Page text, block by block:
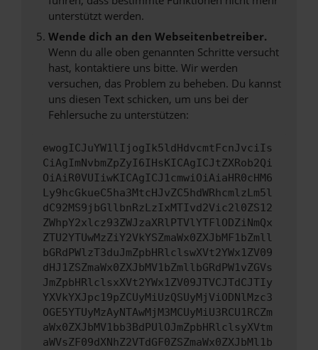
unterstützt werden.
Wende dich an den Webseitenbetreiber.
Wenn du alle oben genannten Schritte versucht
hast, kontaktiere uns bitte. Wir werden
versuchen, das Problem zu beheben. Du kannst
uns diesen Text schicken, um uns bei der
Fehlersuche zu unterstützen:
ewogICJuYW1lIjogIk5ldHdvcmtFcnJvciIs
CiAgImNvbmZpZyI6IHsKICAgICJtZXRob2Qi
OiAiR0VUIiwKICAgICJ1cmwiOiAiaHR0cHM6
Ly9hcGkueC5ha3MtcHJvZC5hdWRhcmlzLm5l
dC92MS9jbGllbnRzLzIxMTIvd2Vic2l0ZS12
ZWhpY2xlcz93ZWJzaXRlPTVlYTFlODZiNmQx
ZTU2YTUwMzZiY2VkYSZmaWx0ZXJbMF1bZmll
bGRdPWlzT3duJmZpbHRlclswXVt2YWx1ZV09
dHJ1ZSZmaWx0ZXJbMV1bZmllbGRdPW1vZGVs
JmZpbHRlclsxXVt2YWx1ZV09JTVCJTdCJTIy
YXVkYXJpc19pZCUyMiUzQSUyMjViODNlMzc3
OGE5YTUyMzAyNTAwMjM3MCUyMiU3RCU1RCZm
aWx0ZXJbMV1bb3BdPUlOJmZpbHRlclsyXVtm
aWVsZF09dXNhZ2VTdGF0ZSZmaWx0ZXJbMl1b